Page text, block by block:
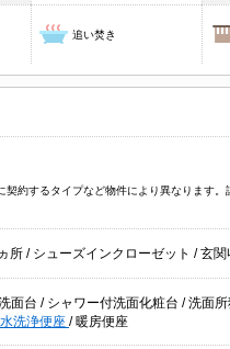
追い焚き
約するタイプなど物件により異なります。
所 / シューズインクローゼット /玄関
面台 / シャワー付洗面化粧台 /洗面所
洗浄便座 / 暖房便座